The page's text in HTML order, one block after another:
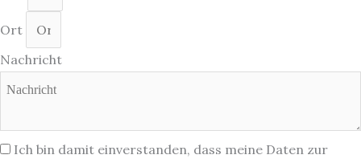
Ort
Nachricht
Ich bin damit einverstanden, dass meine Daten zur